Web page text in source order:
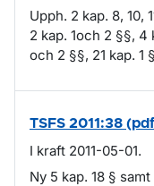
Upph. 2 kap. 8, 10,
2 kap. 1och 2 §§, 4
och 2 §§, 21 kap. 1
TSFS 2011:38
I kraft 2011-05-01.
Ny 5 kap. 18 §